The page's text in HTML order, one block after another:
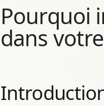
Pourquoi
dans